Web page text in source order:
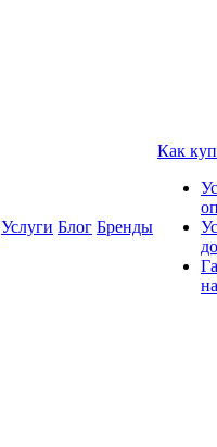
Услуги Блог Бренды
Как